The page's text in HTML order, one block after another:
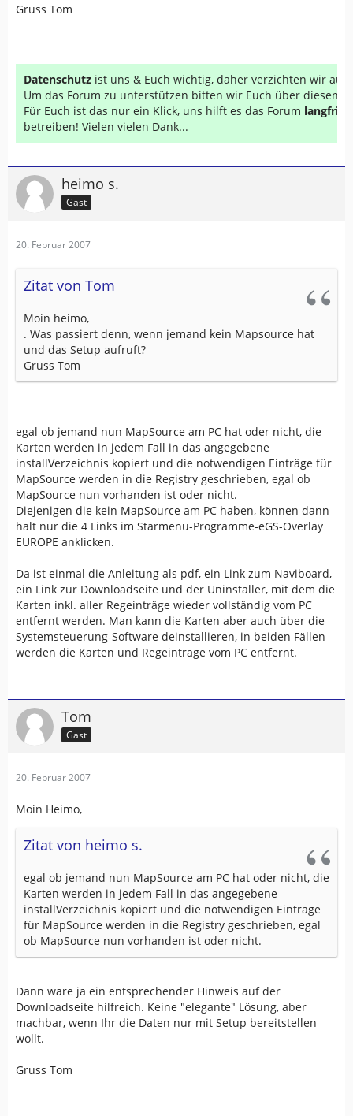
Gruss Tom
Datenschutz ist uns & Euch wichtig, daher verzichten wir auf
Um das Forum zu unterstützen bitten wir Euch über diesen
Für Euch ist das nur ein Klick, uns hilft es das Forum
betreiben! Vielen vielen Dank...
heimo s.
Gast
20. Februar 2007
Zitat von Tom
Moin heimo,
. Was passiert denn, wenn jemand kein Mapsource hat
und das Setup aufruft?
Gruss Tom
egal ob jemand nun MapSource am PC hat oder nicht, die
Karten werden in jedem Fall in das angegebene
installVerzeichnis kopiert und die notwendigen Einträge für
MapSource werden in die Registry geschrieben, egal ob
MapSource nun vorhanden ist oder nicht.
Diejenigen die kein MapSource am PC haben, können dann
halt nur die 4 Links im Starmenü-Programme-eGS-Overlay
EUROPE anklicken.
Da ist einmal die Anleitung als pdf, ein Link zum Naviboard,
ein Link zur Downloadseite und der Uninstaller, mit dem die
Karten inkl. aller Regeinträge wieder vollständig vom PC
entfernt werden. Man kann die Karten aber auch über die
Systemsteuerung-Software deinstallieren, in beiden Fällen
werden die Karten und Regeinträge vom PC entfernt.
Tom
Gast
20. Februar 2007
Moin Heimo,
Zitat von heimo s.
egal ob jemand nun MapSource am PC hat oder nicht, die
Karten werden in jedem Fall in das angegebene
installVerzeichnis kopiert und die notwendigen Einträge
für MapSource werden in die Registry geschrieben, egal
ob MapSource nun vorhanden ist oder nicht.
Dann wäre ja ein entsprechender Hinweis auf der
Downloadseite hilfreich. Keine "elegante" Lösung, aber
machbar, wenn Ihr die Daten nur mit Setup bereitstellen
wollt.
Gruss Tom